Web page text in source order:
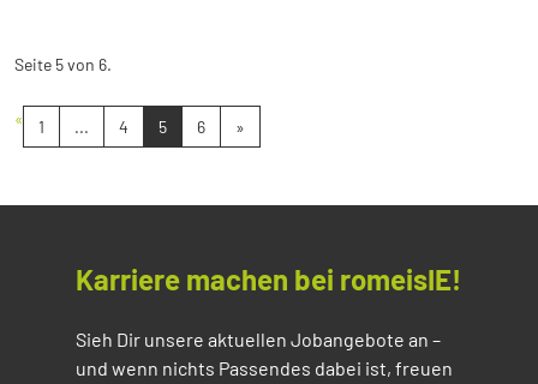
Seite 5 von 6.
« 1 ... 4 5 6 »
Karriere machen bei romeisIE!
Sieh Dir unsere aktuellen Jobangebote an –
und wenn nichts Passendes dabei ist, freuen